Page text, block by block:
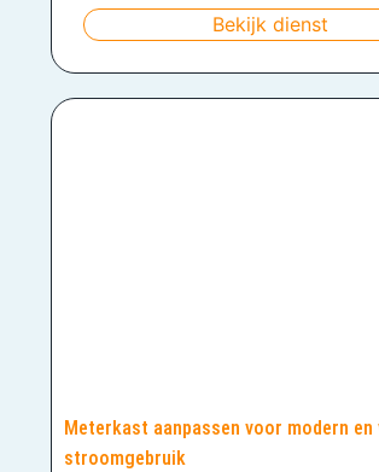
Bekijk dienst
Meterkast aanpassen voor modern en
stroomgebruik